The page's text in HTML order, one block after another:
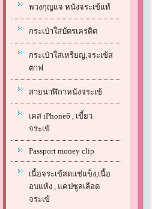
พวงกุญแจ หนังจระเข้แท้
กระเป๋าใส่บัตรเครดิต
กระเป๋าใส่เหรียญ,จระเข้ส
ตาฟ
สายนาฬิกาหนังจระเข้
เคส iPhone6 , เขี้ยว
จระเข้
Passport money clip
เนื้อจระเข้สดแช่แข็ง,เนื้อ
อบแห้ง , แคปซูลเลือด
จระเข้